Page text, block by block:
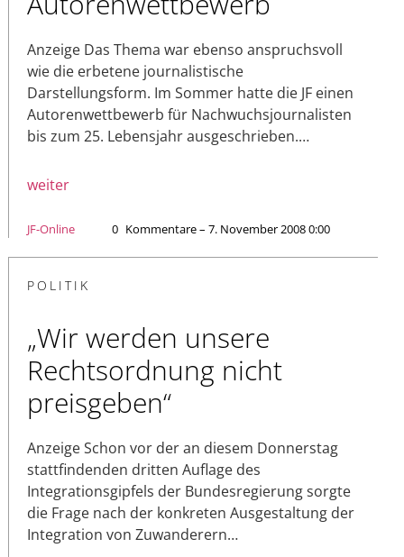
Anzeige Das Thema war ebenso anspruchsvoll
wie die erbetene journalistische
Darstellungsform. Im Sommer hatte die JF einen
Autorenwettbewerb für Nachwuchsjournalisten
bis zum 25. Lebensjahr ausgeschrieben.…
weiter
JF-Online 0 Kommentare – 7. November 2008 0:00
POLITIK
„Wir werden unsere
Rechtsordnung nicht
preisgeben“
Anzeige Schon vor der an diesem Donnerstag
stattfindenden dritten Auflage des
Integrationsgipfels der Bundesregierung sorgte
die Frage nach der konkreten Ausgestaltung der
Integration von Zuwanderern…